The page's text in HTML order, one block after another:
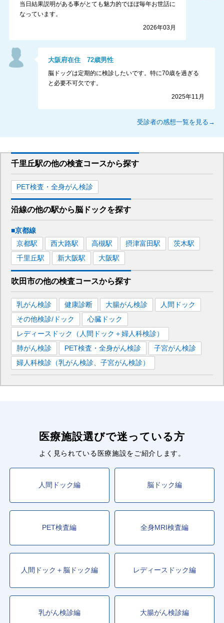
当日結果説明がある事がとても魅力的でほぼ毎年お世話に
なっています。
2026年03月
大阪府在住72歳男性
脳ドッグは定期的に検診したいです。特に70歳を過ぎる
と必要不可欠です。
2025年11月
受診者の感想一覧を見る→
千里丘駅の他の検査コースから探す
PET検査・全身がん検診
沿線の他の駅から脳ドックを探す
■京都線
京都駅 西大路駅 高槻駅 摂津富田駅 茨木駅
千里丘駅 新大阪駅 大阪駅
吹田市の他の検査コースから探す
乳がん検診 健康診断 大腸がん検診
人間ドック
その他検診/ドック
心臓ドック
レディースドック（人間ドック＋婦人科検診）
肺がん検診
PET検査・全身がん検診
子宮がん検診
婦人科検診（乳がん検診、子宮がん検診）
医療施設選びで迷っている方
よく見られている医療施設をご紹介します。
人間ドック編 脳ドック編
PET検査編 全身MRI検査編
人間ドック＋脳ドック編 レディースドック編
乳がん検診編 大腸がん検診編